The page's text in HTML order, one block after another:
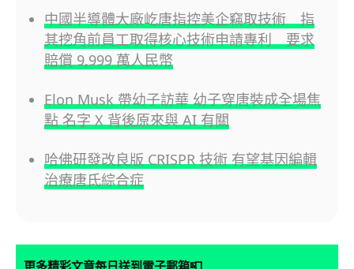
中國半導體大廠屹唐指控美企竊取技術 指
其挖角前員工取得核心技術申請專利 要求
賠償 9,999 萬人民幣
Elon Musk 帶幼子訪華 幼子穿唐裝成全場焦
點 名字 X 背後原來與 AI 有關
哈佛研發改良版 CRISPR 技術 有望基因編輯
治療唐氏綜合症